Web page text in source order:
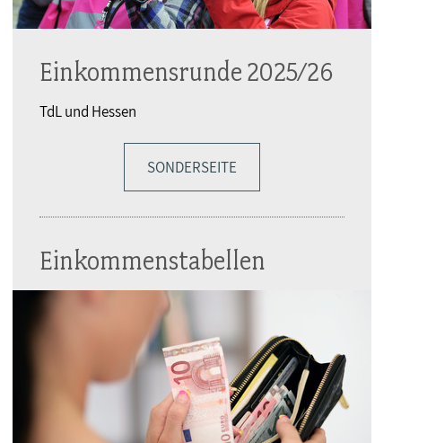
Einkommensrunde 2025/26
TdL und Hessen
SONDERSEITE
Einkommenstabellen